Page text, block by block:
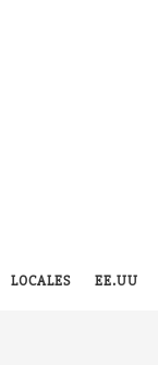
LOCALES EE.UU